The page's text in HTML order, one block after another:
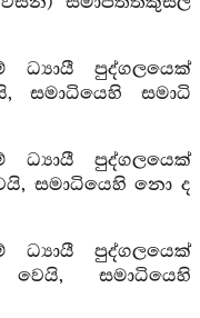
ධ්‍යායී පුද්ගලයෙක්
සමාධියෙහි සමාධි
ධ්‍යායී පුද්ගලයෙක්
සමාධියෙහි නො ද
ධ්‍යායී පුද්ගලයෙක්
සමාධියෙහි